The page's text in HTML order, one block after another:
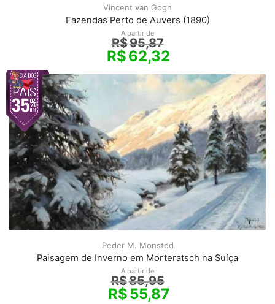
Vincent van Gogh
Fazendas Perto de Auvers (1890)
A partir de
R$95,87
R$62,32
Peder M. Monsted
Paisagem de Inverno em Morteratsch na Suíça
A partir de
R$85,95
R$55,87